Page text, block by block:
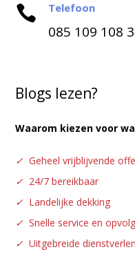
 Telefoon
085 109 108 3
Blogs lezen?
Waarom kiezen voor
✓ Geheel vrijblijvende
✓ 24/7 bereikbaar
✓ Landelijke dekking
✓ Snelle service en
✓ Uitgebreide